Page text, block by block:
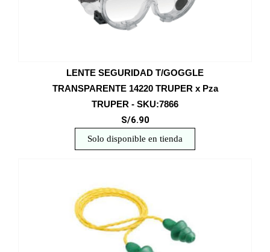
LENTE SEGURIDAD T/GOGGLE
TRANSPARENTE 14220 TRUPER x Pza
TRUPER - SKU:7866
S/6.90
Solo disponible en tienda